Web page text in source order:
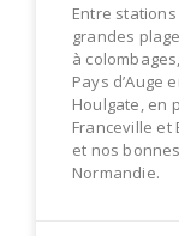
Entre
grandes
à
Pays d’Auge
Houlgate, en
Franceville et
et nos
Normandie.